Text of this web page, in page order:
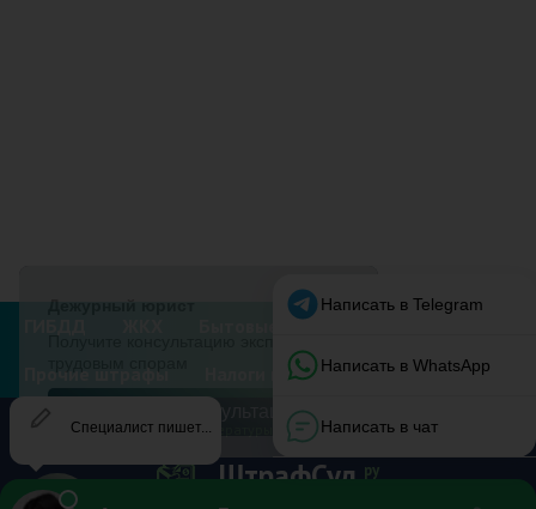
Бытовые штрафы
Прочие штрафы
Налоги и вычеты Документы
ШтрафСуд ру
Контакты Список литературы О нас Эксперты Авторы